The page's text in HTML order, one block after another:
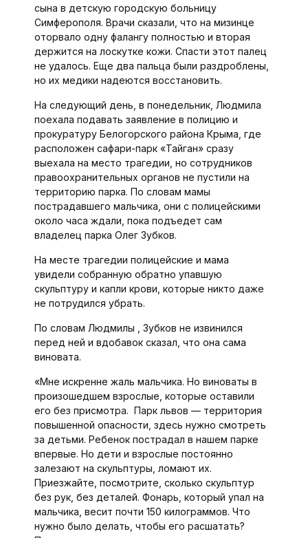
сына в детскую городскую больницу
Симферополя. Врачи сказали, что на мизинце
оторвало одну фалангу полностью и вторая
держится на лоскутке кожи. Спасти этот палец
не удалось. Еще два пальца были раздроблены,
но их медики надеются восстановить.
На следующий день, в понедельник, Людмила
поехала подавать заявление в полицию и
прокуратуру Белогорского района Крыма, где
расположен сафари-парк «Тайган» сразу
выехала на место трагедии, но сотрудников
правоохранительных органов не пустили на
территорию парка. По словам мамы
пострадавшего мальчика, они с полицейскими
около часа ждали, пока подъедет сам
владелец парка Олег Зубков.
На месте трагедии полицейские и мама
увидели собранную обратно упавшую
скульптуру и капли крови, которые никто даже
не потрудился убрать.
По словам Людмилы , Зубков не извинился
перед ней и вдобавок сказал, что она сама
виновата.
«Мне искренне жаль мальчика. Но виноваты в
произошедшем взрослые, которые оставили
его без присмотра. Парк львов — территория
повышенной опасности, здесь нужно смотреть
за детьми. Ребенок пострадал в нашем парке
впервые. Но дети и взрослые постоянно
залезают на скульптуры, ломают их.
Приезжайте, посмотрите, сколько скульптур
без рук, без деталей. Фонарь, который упал на
мальчика, весит почти 150 килограммов. Что
нужно было делать, чтобы его расшатать?